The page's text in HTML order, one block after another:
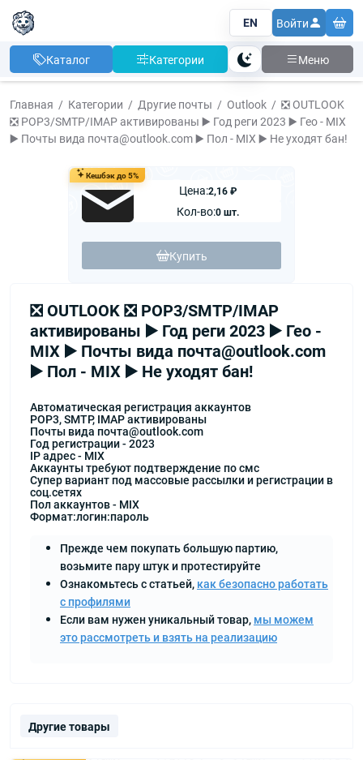
EN Войти
Каталог Категории Тема Меню
Главная Категории Другие почты Outlook
❎ OUTLOOK
❎ POP3/SMTP/IMAP активированы ▶️ Год реги 2023 ▶️ Гео - MIX
▶️ Почты вида почта@outlook.com ▶️ Пол - MIX ▶️ Не уходят бан!
Кешбэк до 5%
Цена:2,16 ₽
Кол-во:0 шт.
Купить
❎ OUTLOOK ❎ POP3/SMTP/IMAP
активированы ▶️ Год реги 2023 ▶️ Гео -
MIX ▶️ Почты вида почта@outlook.com
▶️ Пол - MIX ▶️ Не уходят бан!
Автоматическая регистрация аккаунтов
POP3, SMTP, IMAP активированы
Почты вида почта@outlook.com
Год регистрации - 2023
IP адрес - MIX
Аккаунты требуют подтверждение по смс
Супер вариант под массовые рассылки и регистрации в
соц.сетях
Пол аккаунтов - MIX
Формат:логин:пароль
Прежде чем покупать большую партию,
возьмите пару штук и протестируйте
Ознакомьтесь с статьей, как безопасно работать
с профилями
Если вам нужен уникальный товар, мы можем
это рассмотреть и взять на реализацию
Другие товары